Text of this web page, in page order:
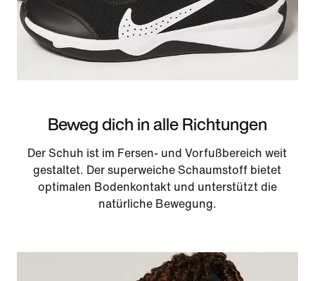
Beweg dich in alle Richtungen
Der Schuh ist im Fersen- und Vorfußbereich weit
gestaltet. Der superweiche Schaumstoff bietet
optimalen Bodenkontakt und unterstützt die
natürliche Bewegung.